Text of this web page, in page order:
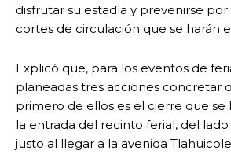
disfrutar su estadía y prevenirse por
cortes de circulación que se harán
Explicó que, para los eventos de
planeadas tres acciones concretar
primero de ellos es el cierre que se
la entrada del recinto ferial, del
justo al llegar a la avenida